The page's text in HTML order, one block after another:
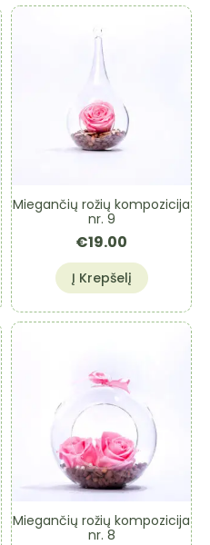
Miegančių rožių kompozicija
nr. 9
€19.00
Į Krepšelį
Miegančių rožių kompozicija
nr. 8